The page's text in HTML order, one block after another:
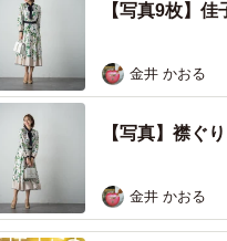
【写真9枚】
金井 かおる
【写真】襟ぐ
金井 かおる